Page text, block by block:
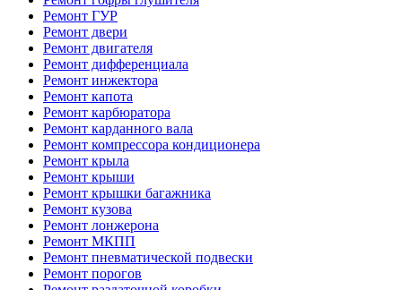
Ремонт ГУР
Ремонт двери
Ремонт двигателя
Ремонт дифференциала
Ремонт инжектора
Ремонт капота
Ремонт карбюратора
Ремонт карданного вала
Ремонт компрессора кондиционера
Ремонт крыла
Ремонт крыши
Ремонт крышки багажника
Ремонт кузова
Ремонт лонжерона
Ремонт МКПП
Ремонт пневматической подвески
Ремонт порогов